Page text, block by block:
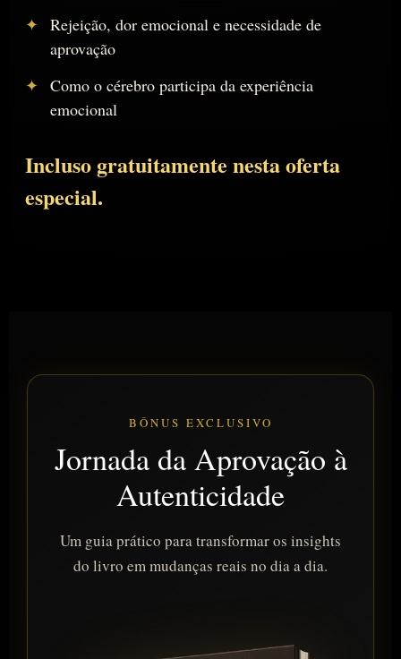
Rejeição, dor emocional e necessidade de
aprovação
Como o cérebro participa da experiência
emocional
Incluso gratuitamente nesta oferta
especial.
BÔNUS EXCLUSIVO
Jornada da Aprovação à
Autenticidade
Um guia prático para transformar os insights
do livro em mudanças reais no dia a dia.